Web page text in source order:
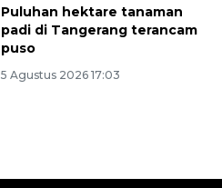
Puluhan hektare tanaman
padi di Tangerang terancam
puso
5 Agustus 2026 17:03
2026-08-